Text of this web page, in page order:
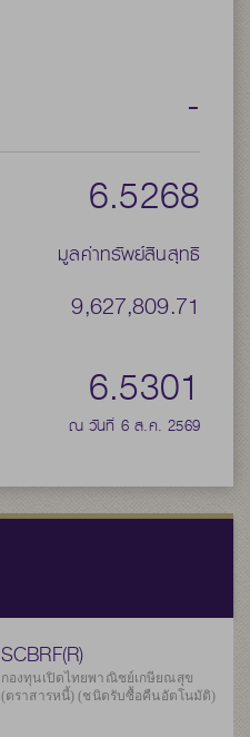
-
6.5268
มูลค่าทรัพย์สินสุทธิ
9,627,809.71
6.5301
ณ วันที่ 6 ส.ค. 2569
SCBRF(R)
กองทุนเปิดไทยพาณิชย์เกษียณสุข
(ตราสารหนี้) (ชนิดรับซื้อคืนอัตโนมัติ)